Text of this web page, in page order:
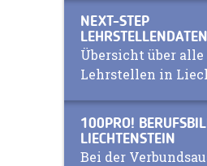
NEXT-STEP
Übersicht über
Lehrstellen in
100PRO!
LIECHTENSTEIN
Bei der